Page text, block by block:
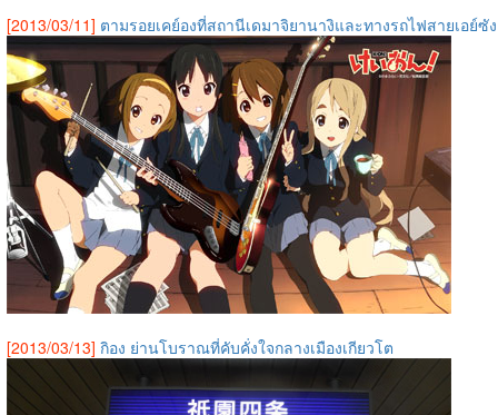
[2013/03/11] ตามรอยเคย์องที่สถานีเดมาจิยานางิและทางรถไฟสายเอย์ซัง
[2013/03/13] กิอง ย่านโบราณที่คับคั่งใจกลางเมืองเกียวโต